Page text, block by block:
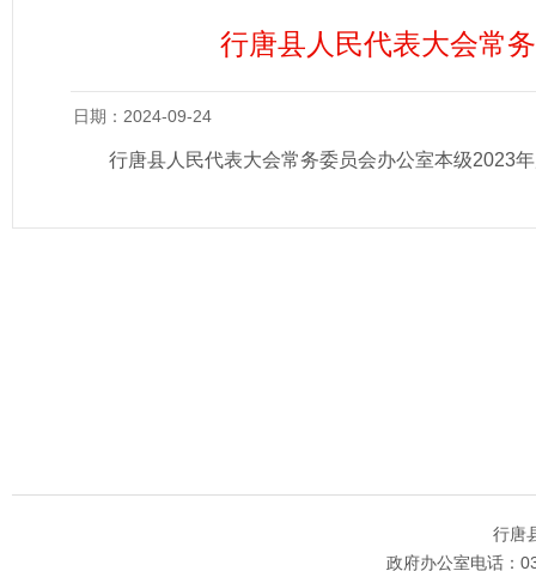
行唐县人民代表大会常
日期：2024-09-24
行唐县人民代表大会常务委员会办公室本级2023